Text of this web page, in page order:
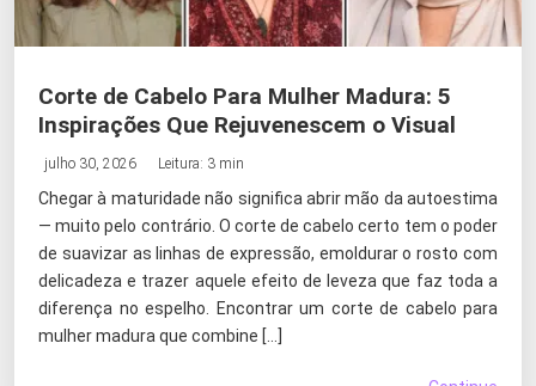
Corte de Cabelo Para Mulher Madura: 5
Inspirações Que Rejuvenescem o Visual
julho 30, 2026 Leitura: 3 min
Chegar à maturidade não significa abrir mão da autoestima
— muito pelo contrário. O corte de cabelo certo tem o poder
de suavizar as linhas de expressão, emoldurar o rosto com
delicadeza e trazer aquele efeito de leveza que faz toda a
diferença no espelho. Encontrar um corte de cabelo para
mulher madura que combine […]